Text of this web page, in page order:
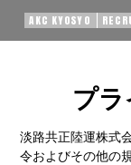
AKC KYOSYO
プ
淡路共正陸運株式
令およびその他の